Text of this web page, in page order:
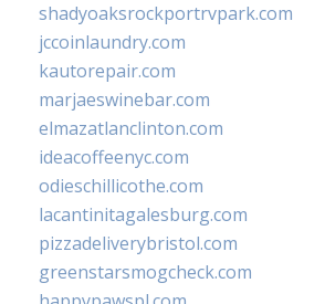
shadyoaksrockportrvpark.com
jccoinlaundry.com
kautorepair.com
marjaeswinebar.com
elmazatlanclinton.com
ideacoffeenyc.com
odieschillicothe.com
lacantinitagalesburg.com
pizzadeliverybristol.com
greenstarsmogcheck.com